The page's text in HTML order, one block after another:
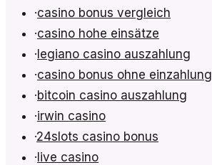
·casino bonus vergleich
·casino hohe einsätze
·legiano casino auszahlung
·casino bonus ohne einzahlung
·bitcoin casino auszahlung
·irwin casino
·24slots casino bonus
·live casino